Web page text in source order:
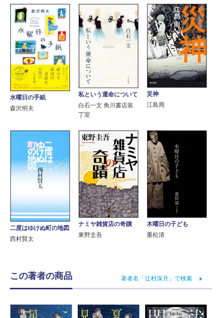
水曜日の手紙
森沢明夫
私という運命について
白石一文 角川書店装
丁室
災神
江島周
二度はゆけぬ町の地図
西村賢太
ナミヤ雑貨店の奇蹟
東野圭吾
木曜日の子ども
重松清
この著者の商品 著者名「辻村深月」で検索